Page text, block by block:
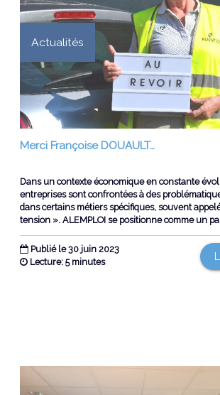
Actualités
Merci Françoise DOUAULT…
Dans un contexte économique en constante
entreprises sont confrontées à des
dans certains métiers spécifiques, souvent
tension ». ALEMPLOI se positionne comme un
Publié le 30 juin 2023
Lecture: 5 minutes